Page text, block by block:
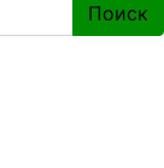
Поиск